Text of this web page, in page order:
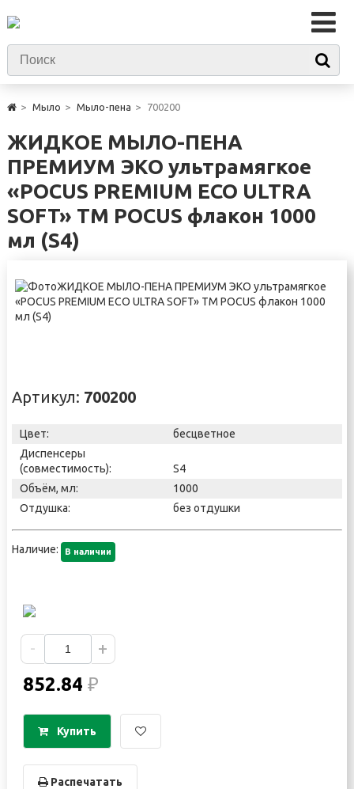
Мыло Мыло-пена 700200
ЖИДКОЕ МЫЛО-ПЕНА
ПРЕМИУМ ЭКО ультрамягкое
«POCUS PREMIUM ECO ULTRA
SOFT» ТМ POCUS флакон 1000
мл (S4)
Артикул: 700200
Цвет:
бесцветное
Диспенсеры
(совместимость):
S4
Объём, мл:
1000
Отдушка:
без отдушки
Наличие: В наличии
- +
852.84 ₽
Купить
Распечатать